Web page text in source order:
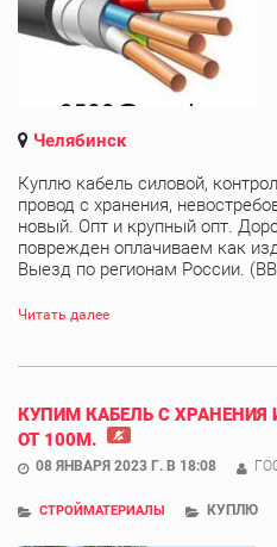
Челябинск
Куплю кабель силовой,
провод с хранения,
новый. Опт и крупный опт.
поврежден оплачиваем как
Выезд по регионам России.
Читать далее
КУПИМ КАБЕЛЬ С ХРАНЕНИЯ
ОТ 100М.
08 ЯНВАРЯ 2023 Г. В 18:08
СТРОЙМАТЕРИАЛЫ КУПЛЮ